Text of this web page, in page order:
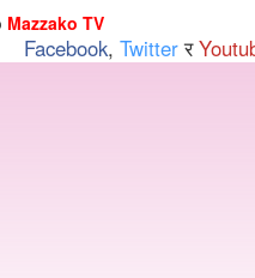
Mazzako TV
Facebook, Twitterर